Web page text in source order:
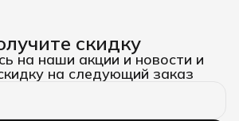
скидку
на наши акции и новости и
на следующий заказ